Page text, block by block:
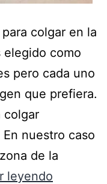
colgar en la
elegido como
pero cada uno
que prefiera.
colgar
nuestro caso
de la
leyendo